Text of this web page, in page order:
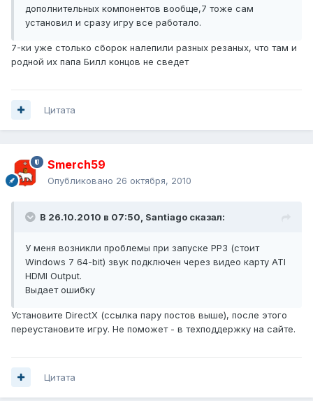
дополнительных компонентов вообще,7 тоже сам
установил и сразу игру все работало.
7-ки уже столько сборок налепили разных резаных, что там и
родной их папа Билл концов не сведет
Цитата
Smerch59
Опубликовано 26 октября, 2010
В 26.10.2010 в 07:50, Santiago сказал:
У меня возникли проблемы при запуске РР3 (стоит
Windows 7 64-bit) звук подключен через видео карту ATI
HDMI Output.
Выдает ошибку
Установите DirectX (ссылка пару постов выше), после этого
переустановите игру. Не поможет - в техподдержку на сайте.
Цитата